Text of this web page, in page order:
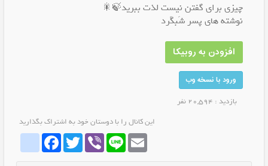
چیزی برای گفتن نیست لذت ببرید🍃🎇
نوشته های پسر شَبگَرد
افزودن به روبیکا
ورود با نسخه وب
بازدید : 20,594 نفر
این کانال را با دوستان خود به اشتراک بگذارید
whatrubikaFacebookTwitter Viber Line Email